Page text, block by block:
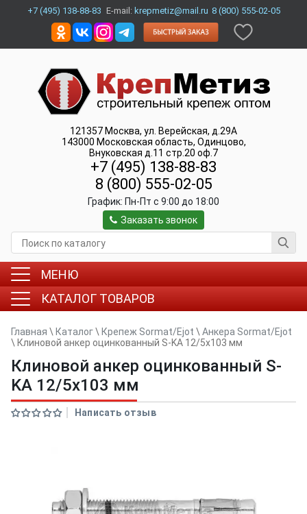
+7 (495) 138-88-83 E-mail: krepmetiz@mail.ru 8 (800) 555-02-05
121357 Москва, ул. Верейская, д.29А
143000 Московская область, Одинцово,
Внуковская д.11 стр.20 оф.7
+7 (495) 138-88-83
8 (800) 555-02-05
График: Пн-Пт c 9:00 до 18:00
Заказать звонок
МЕНЮ
КАТАЛОГ ТОВАРОВ
Главная \ Каталог\ Крепеж Sormat/Ejot \ Анкера Sormat/Ejot
\ Клиновой анкер оцинкованный S-KA 12/5х103 мм
Клиновой анкер оцинкованный S-
KA 12/5х103 мм
Написать отзыв